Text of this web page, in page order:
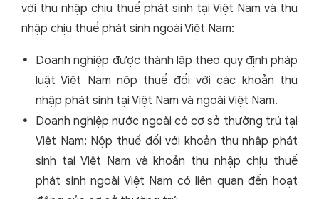
với thu nhập chịu thuế phát sinh tại Việt Nam và thu
nhập chịu thuế phát sinh ngoài Việt Nam:
Doanh nghiệp được thành lập theo quy định pháp
luật Việt Nam nộp thuế đối với các khoản thu
nhập phát sinh tại Việt Nam và ngoài Việt Nam.
Doanh nghiệp nước ngoài có cơ sở thường trú tại
Việt Nam: Nộp thuế đối với khoản thu nhập phát
sinh tại Việt Nam và khoản thu nhập chịu thuế
phát sinh ngoài Việt Nam có liên quan đến hoạt